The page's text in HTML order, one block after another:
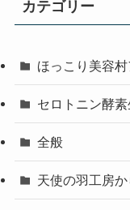
カテゴリー
ほっこり美容
セロトニン酵
全般
天使の羽工房